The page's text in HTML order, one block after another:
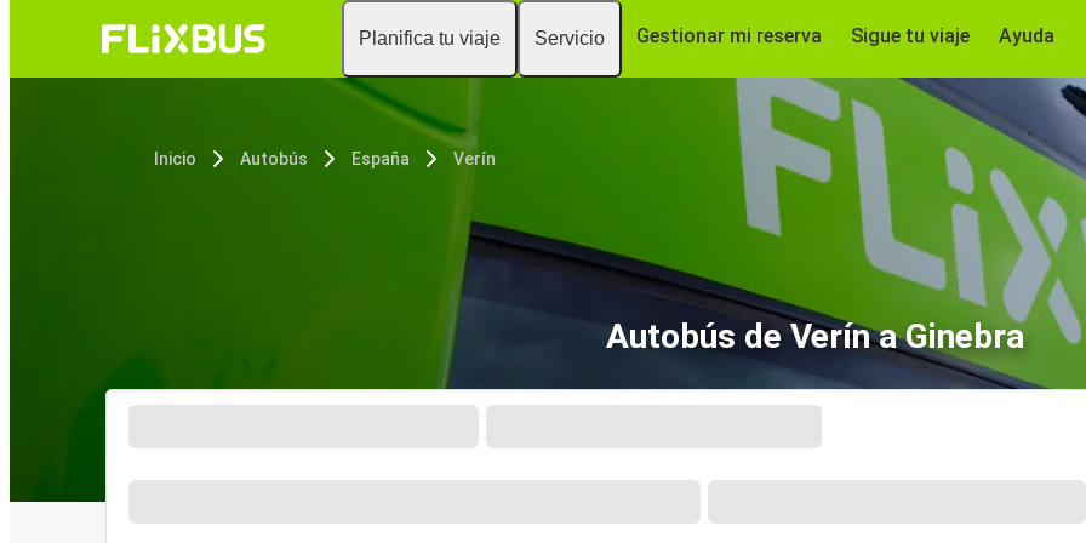
Planifica tu viaje Servicio Gestionar mi reserva Sigue tu viaje Ayuda
Inicio Autobús España Verín
Autobús de Verín a Ginebra